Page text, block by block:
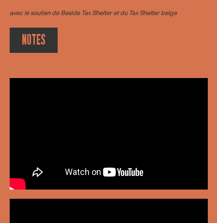
NOTES
avec le soutien deBeside Tax Shelteret du Tax Shelter belge